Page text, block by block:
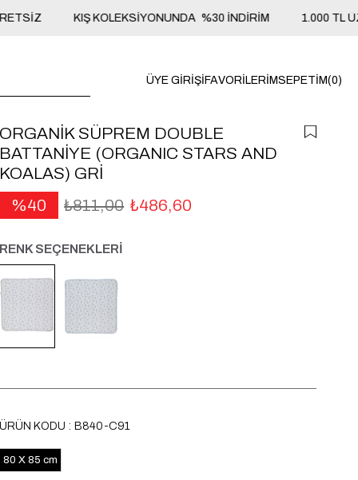
KIŞ KOLEKSİYONUNDA %30 İNDİRİM 1.000 TL
ÜYE GIRIŞIFAVORILERIMSEPETIM 0
ORGANİK SÜPREM DOUBLE
BATTANİYE (ORGANIC STARS AND
KOALAS) GRİ
40
₺811,00 ₺486,60
RENK SEÇENEKLERİ
ÜRÜN KODU B840-C91
80 X 85 cm